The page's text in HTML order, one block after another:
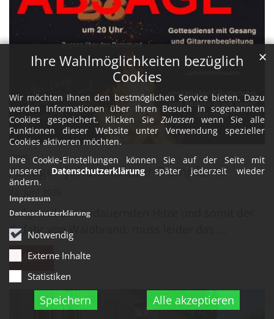
Ihre Wahlmöglichkeiten bezüglich
Cookies
Wir möchten Ihnen den bestmöglichen Service bieten. Dazu
werden Informationen über Ihren Besuch in sogenannten
Cookies gespeichert. Klicken SieZulassen wenn Sie alle
Funktionen dieser Website unter Verwendung spezieller
Cookies aktiveren möchten.
Ihre Cookie-Einstellungen können Sie auf der Seite mit
unserer Datenschutzerklärung später jederzeit wieder
ändern.
Notwendig
Externe Inhalte
Statistiken
Speichern Alle akzeptieren
✕
Impressum
Datenschutzerklärung
Dom
Absage - Johannisfeuer Dompfarrei
Aufgrund der andauernden Hitze und somit der
Gefahr von Waldbrand, muss leider das ...
Mehr